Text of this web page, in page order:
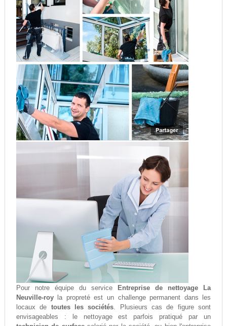
Pour notre équipe du service
Entreprise de nettoyage La
Neuville-royla propreté est un challenge permanent dans les
locaux de toutes les sociétés. Plusieurs cas de figure sont
envisageables : le nettoyage est parfois pratiqué par un